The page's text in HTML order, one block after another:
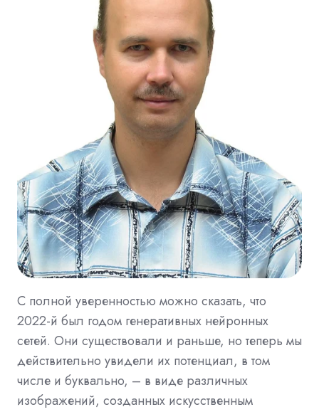
С полной уверенностью можно сказать, что
2022-й был годом генеративных нейронных
сетей. Они существовали и раньше, но теперь мы
действительно увидели их потенциал, в том
числе и буквально, – в виде различных
изображений, созданных искусственным